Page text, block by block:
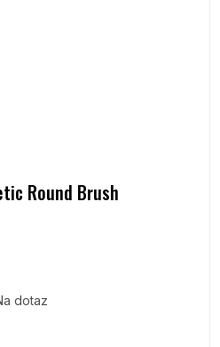
Round Brush
dotaz